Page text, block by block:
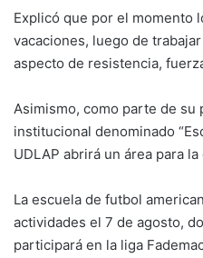
Explicó que por el momento
vacaciones, luego de
aspecto de resistencia,
Asimismo, como parte de
institucional denominado
UDLAP abrirá un área para
La escuela de futbol
actividades el 7 de agosto,
participará en la liga